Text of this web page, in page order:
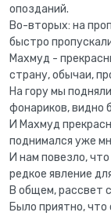
опозданий.
Во-вторых: на
быстро
Махмуд -
страну, обычаи,
На гору мы
фонариков, видно
И Махмуд
поднимался уже
И нам повезло,
редкое явление
В общем, рассвет
Было приятно,